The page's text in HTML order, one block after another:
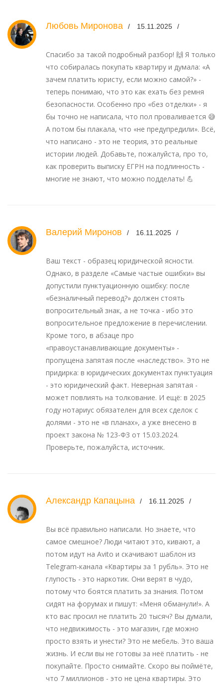
Любовь Миронова 15.11.2025
Спасибо за такой подробный разбор! 🙌 Я только
что собиралась покупать квартиру и думала: «А
зачем платить юристу, если можно самой?» -
теперь понимаю, что это как ехать без ремня
безопасности. Особенно про «без отделки» - я
бы точно не написала, что пол проваливается 😅
А потом бы плакала, что «не предупредили». Всё,
что написано - это не теория, это реальные
истории людей. Добавьте, пожалуйста, про то,
как проверить выписку ЕГРН на подлинность -
многие не знают, что можно подделать! 💪
Валерий Миронов 16.11.2025
Ваш текст - образец юридической ясности.
Однако, в разделе «Самые частые ошибки» вы
допустили пунктуационную ошибку: после
«безналичный перевод?» должен стоять
вопросительный знак, а не точка - ибо это
вопросительное предложение в перечислении.
Кроме того, в абзаце про
«правоустанавливающие документы» -
пропущена запятая после «наследство». Это не
придирка: в юридических документах пунктуация
- это юридический факт. Неверная запятая -
может повлиять на толкование. И ещё: в 2025
году нотариус обязателен для всех сделок с
долями - это не «в планах», а уже внесено в
проект закона № 123-ФЗ от 15.03.2024.
Проверьте, пожалуйста, источник.
Александр Капацына 16.11.2025
Вы всё правильно написали. Но знаете, что
самое смешное? Люди читают это, кивают, а
потом идут на Avito и скачивают шаблон из
Telegram-канала «Квартиры за 1 рубль». Это не
глупость - это наркотик. Они верят в чудо,
потому что боятся платить за знания. Потом
сидят на форумах и пишут: «Меня обманули!». А
кто вас просил не платить 20 тысяч? Вы думали,
что недвижимость - это магазин, где можно
просто взять и унести? Это не мебель. Это ваша
жизнь. И если вы не готовы за неё платить - не
покупайте. Просто снимайте. Скоро вы поймёте,
что 7 миллионов - это не цена квартиры. Это